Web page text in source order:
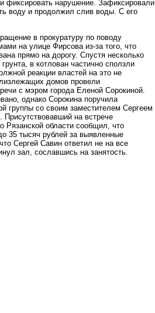
фиксировать нарушение. Зафиксировали
воду и продолжил слив воды. С его
в прокуратуру по поводу
на улице Фирсова из-за того, что
прямо на дорогу. Спустя несколько
грунта, в котлован частично сползли
реакции властей на это не
домов провели
с мэром города Еленой Сорокиной.
однако Сорокина поручила
группы со своим заместителем Сергеем
Присутствовавший на встрече
Рязанской области сообщил, что
35 тысяч рублей за выявленные
Сергей Савин ответил не на все
зал, сославшись на занятость.